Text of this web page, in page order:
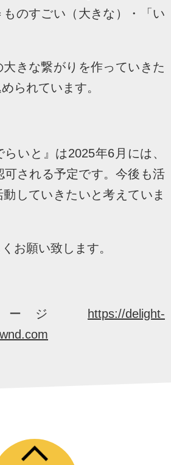
のすごい（大きな）・「い
きな繋がりを作っていきた
られています。
いと』は2025年6月には、
可される予定です。今後も活
していきたいと考えていま
お願い致します。
ージ
https://delight-